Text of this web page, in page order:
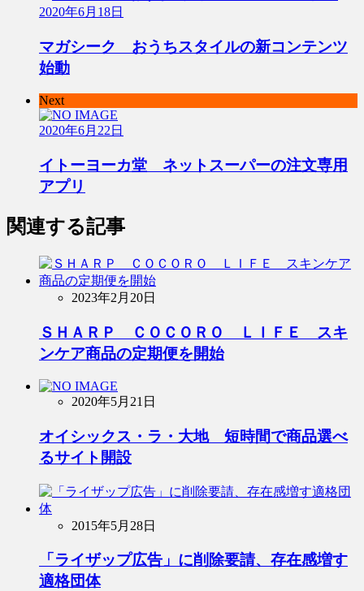
2020年6月18日
マガシーク おうちスタイルの新コンテンツ
始動
Next
2020年6月22日
イトーヨーカ堂 ネットスーパーの注文専用
アプリ
関連する記事
2023年2月20日
ＳＨＡＲＰ ＣＯＣＯＲＯ ＬＩＦＥ スキ
ンケア商品の定期便を開始
2020年5月21日
オイシックス・ラ・大地 短時間で商品選べ
るサイト開設
2015年5月28日
「ライザップ広告」に削除要請、存在感増す
適格団体